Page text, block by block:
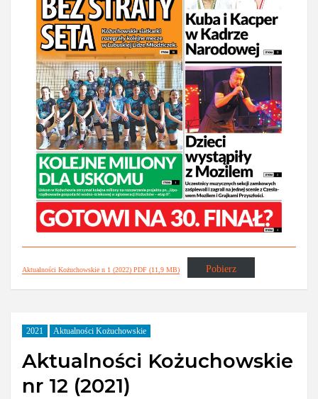
Aktualności Kożuchowskie n 1 (2022) PDF (11,9 MB) Pobierz
2021 Aktualności Kożuchowskie
Aktualności Kożuchowskie
nr 12 (2021)